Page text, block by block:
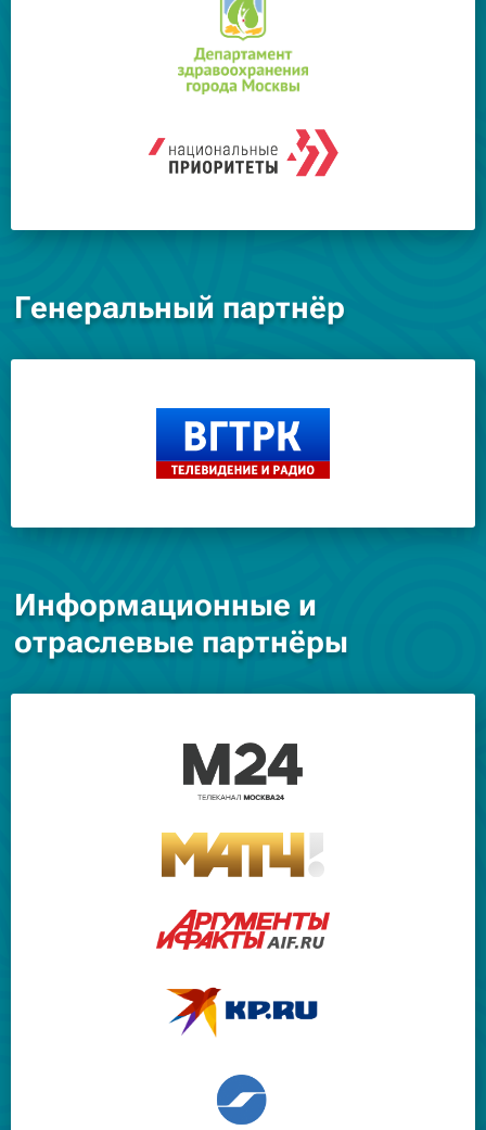
Генеральный партнёр
Информационные и
отраслевые партнёры